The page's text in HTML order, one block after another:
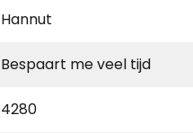
Hannut
Bespaart me veel tijd
4280